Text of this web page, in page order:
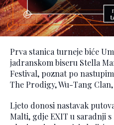
Prva stanica turneje biće
jadranskom biseru Stella
Festival, poznat po
The Prodigy, Wu-Tang
Ljeto donosi nastavak
Malti, gdje EXIT u saradnji